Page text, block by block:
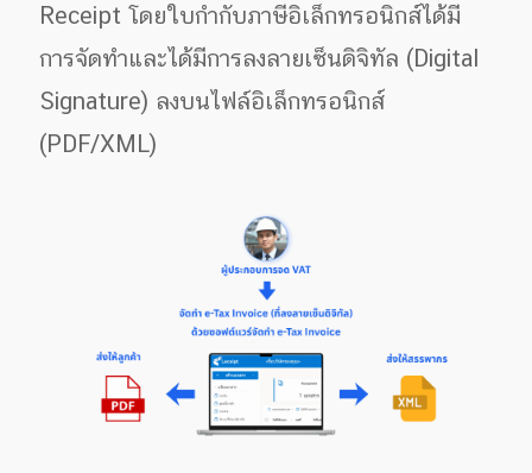
Receipt โดยใบกำกับภาษีอิเล็กทรอนิกส์ได้มี
การจัดทำและได้มีการลงลายเซ็นดิจิทัล (Digital
Signature) ลงบนไฟล์อิเล็กทรอนิกส์
(PDF/XML)